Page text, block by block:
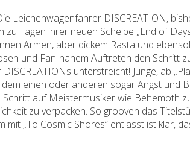
Leichenwagenfahrer DISCREATION,
Tagen ihrer neuen Scheibe „End of
Armen, aber dickem Rasta und
und Fan-nahem Auftreten den Schritt
unterstreicht! Junge, ab
einen oder anderen sogar Angst und
auf Meistermusiker wie Behemoth
zu verpacken. So grooven das
„To Cosmic Shores“ entlässt ist klar,